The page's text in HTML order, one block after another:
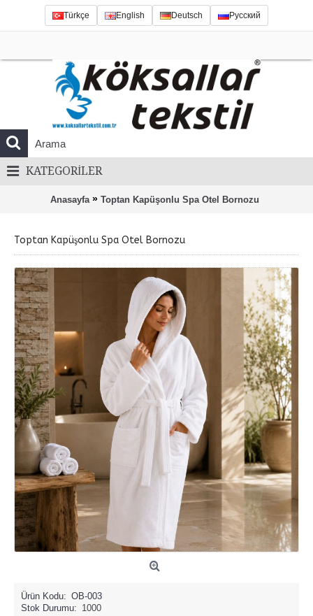
Türkçe English Deutsch Русский
KATEGORILER
Anasayfa » Toptan Kapüşonlu Spa Otel Bornozu
Toptan Kapüşonlu Spa Otel Bornozu
Ürün Kodu: OB-003
Stok Durumu: 1000